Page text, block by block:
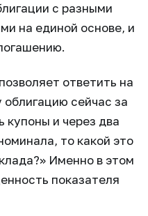
с разными
на единой основе, и
ответить на
сейчас за
купоны и через два
то какой это
Именно в этом
показателя